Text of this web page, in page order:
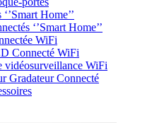
Home’’
‘’Smart Home’’
WiFi
Connecté WiFi
vidéosurveillance WiFi
Gradateur Connecté